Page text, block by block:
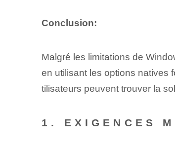
Conclusion:
Malgré les limitations de
en utilisant ⁢les ‌options natives​
tilisateurs peuvent trouver la
1. EXIGENCES